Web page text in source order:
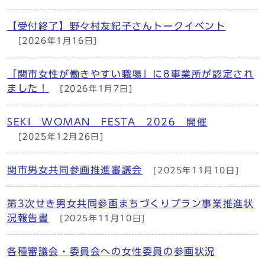
【受付終了】野々村友紀子さんトークイベント
[2026年1月16日]
「関市女性が働きやすい職場」に8事業所が認定され
ました！
[2026年1月7日]
SEKI WOMAN FESTA 2026 開催
[2025年12月26日]
関市男女共同参画推進審議会 [2025年11月10日]
第3次せき男女共同参画まちづくりプラン事業推進状
況報告書
[2025年11月10日]
各種審議会・委員会への女性委員の参画状況